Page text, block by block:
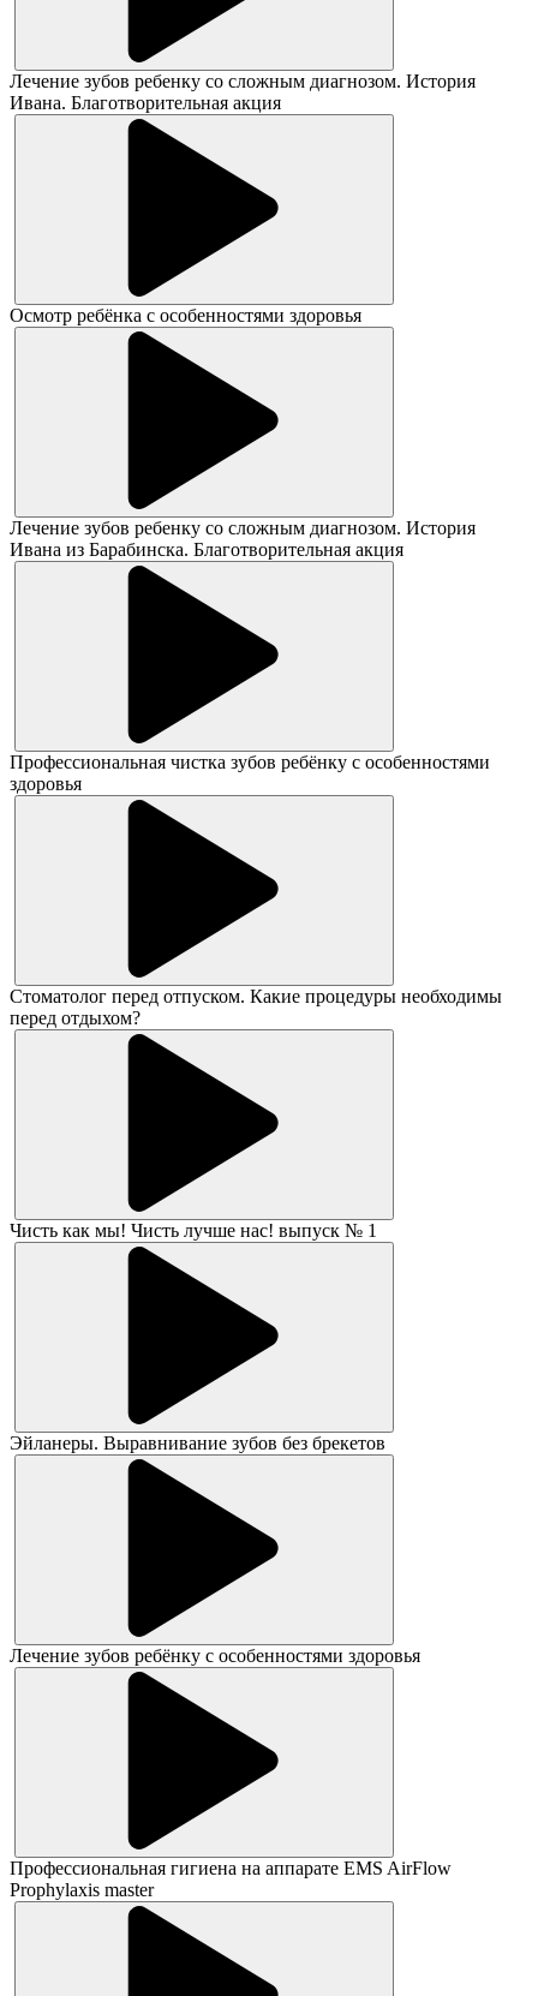
Лечение зубов ребенку со сложным диагнозом. История
Ивана. Благотворительная акция
Осмотр ребёнка с особенностями здоровья
Лечение зубов ребенку со сложным диагнозом. История
Ивана из Барабинска. Благотворительная акция
Профессиональная чистка зубов ребёнку с особенностями
здоровья
Стоматолог перед отпуском. Какие процедуры необходимы
перед отдыхом?
Чисть как мы! Чисть лучше нас! выпуск № 1
Эйланеры. Выравнивание зубов без брекетов
Лечение зубов ребёнку с особенностями здоровья
Профессиональная гигиена на аппарате EMS AirFlow
Prophylaxis master